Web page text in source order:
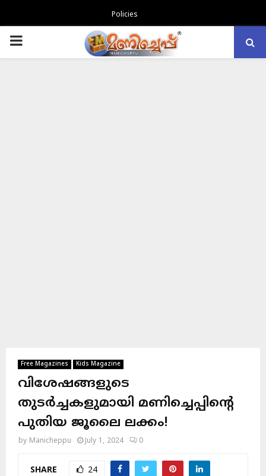
Policies
PRIMARY
Free Magazines Kids Magazine
വിശേഷങ്ങളുടെ
തുടർച്ചകളുമായി മണിച്ചെപ്പിന്റെ
പുതിയ ജൂലൈ ലക്കം!
by Manicheppu July 1, 2024 0
SHARE 24